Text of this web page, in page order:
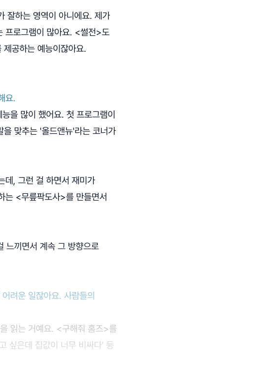
잘하는 영역이 아니에요. 제가
프로그램이 많아요. <썰전>도
공하는 예능이잖아요.
요.
을 많이 했어요. 첫 프로그램이
맞추는 '올드앤뉴'라는 코너가
데, 그런 걸 하면서 재미가
는 <무릎팍도사>를 만들면서
느끼면서 계속 그 방향으로
려운 일잖아요. 사람들의
읽는 거예요. <구해줘 홈즈>를
싶은데 집값이 너무 비싸다' 등